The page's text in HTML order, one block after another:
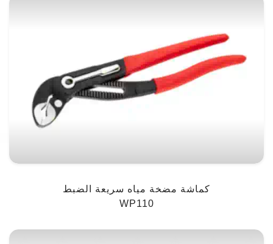
كماشة مضخة مياه سريعة الضبط
WP110